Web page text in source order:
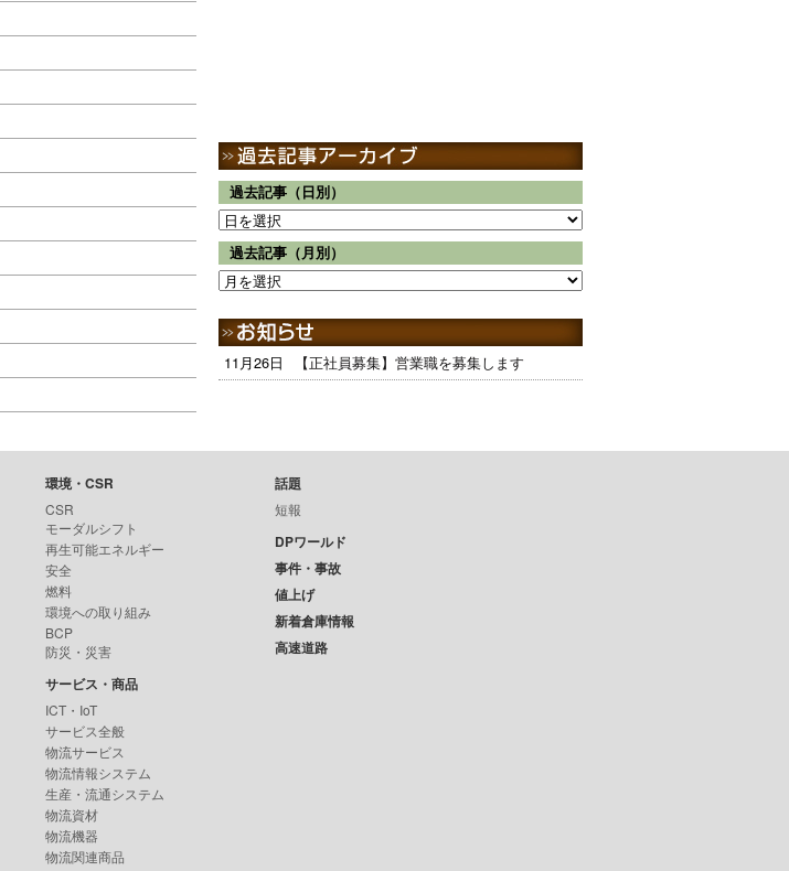
過去記事（日別）
過去記事（月別）
11月26日 【正社員募集】営業職を募集します
環境・CSR
CSR
モーダルシフト
再生可能エネルギー
安全
燃料
環境への取り組み
BCP
防災・災害
サービス・商品
ICT・IoT
サービス全般
物流サービス
物流情報システム
生産・流通システム
物流資材
物流機器
物流関連商品
話題
短報
DPワールド
事件・事故
値上げ
新着倉庫情報
高速道路